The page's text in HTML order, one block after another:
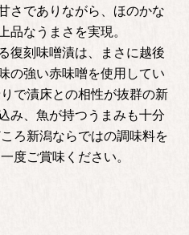
さでありながら、ほのかな
品なうまさを実現。
復刻味噌漬は、まさに越後
の強い赤味噌を使用してい
で漬床との相性が抜群の新
み、魚が持つうまみも十分
ろ新潟ならではの調味料を
度ご賞味ください。